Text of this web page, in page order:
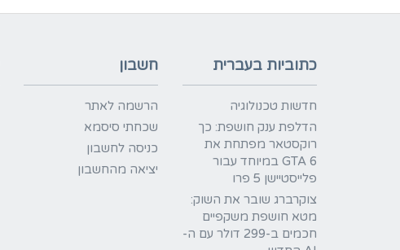
כתוביות בעברית
חדשות טכנולוגיה
הדלפת ענק חושפת: כך
רוקסטאר מפתחת את
GTA 6 במיוחד עבור
פלייסטיישן 5 פרו
צוקרברג שובר את השוק:
מטא חושפת משקפיים
חכמים ב-299 דולר עם ה-
חשבון
הרשמה לאתר
שכחתי סיסמא
כניסה לחשבון
יציאה מהחשבון